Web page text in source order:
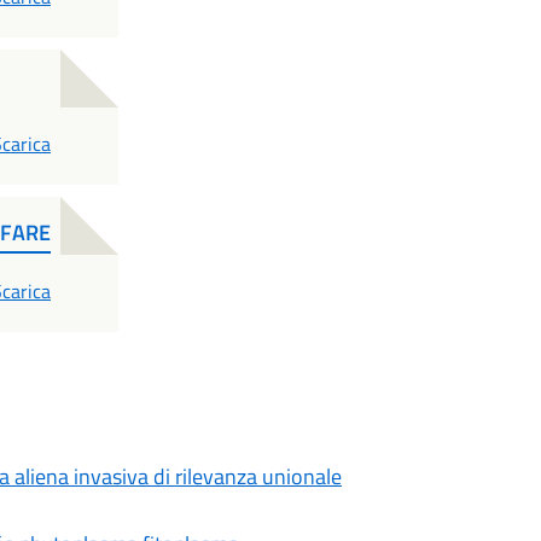
aliena invasiva di rilevanza unionale